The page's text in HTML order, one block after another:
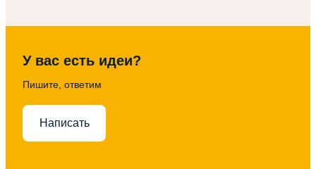
У вас есть идеи?
Пишите, ответим
Написать